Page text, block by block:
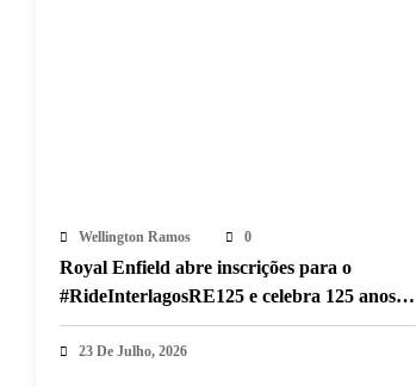
Wellington Ramos 0
Royal Enfield abre inscrições para o
#RideInterlagosRE125 e celebra 125 anos
com desfile histórico em Interlagos
23 De Julho, 2026